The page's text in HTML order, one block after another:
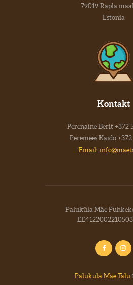
79019 Rapla
Estonia
Kontakt
Perenaine Berit +372
Peremees Kaido
Email:
Paluküla Mäe
Paluküla Mäe Talu